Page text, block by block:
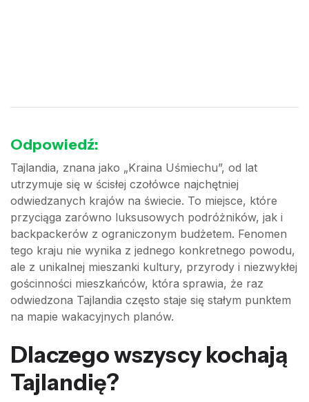
Odpowiedź:
Tajlandia, znana jako „Kraina Uśmiechu”, od lat
utrzymuje się w ścisłej czołówce najchętniej
odwiedzanych krajów na świecie. To miejsce, które
przyciąga zarówno luksusowych podróżników, jak i
backpackerów z ograniczonym budżetem. Fenomen
tego kraju nie wynika z jednego konkretnego powodu,
ale z unikalnej mieszanki kultury, przyrody i niezwykłej
gościnności mieszkańców, która sprawia, że raz
odwiedzona Tajlandia często staje się stałym punktem
na mapie wakacyjnych planów.
Dlaczego wszyscy kochają
Tajlandię?